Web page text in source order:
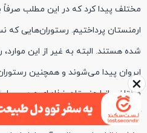
مختلف پیدا کرد که در این مطلب صرفاً
ارمنستان پرداختیم. رستوران‌هایی که
شده هستند. البته به غیر از این موارد،
ایروان پیدا می‌شوند و همچنین
مختلفی از ارمنستان غذاهای محبوب
آخر چنانچه رستوران ایرانی خوبی را در
×